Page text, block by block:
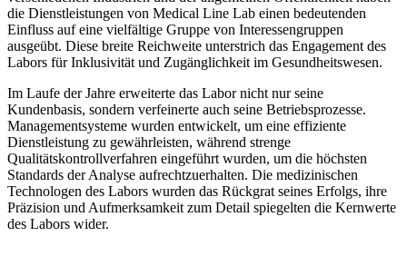
die Dienstleistungen von Medical Line Lab einen bedeutenden
Einfluss auf eine vielfältige Gruppe von Interessengruppen
ausgeübt. Diese breite Reichweite unterstrich das Engagement des
Labors für Inklusivität und Zugänglichkeit im Gesundheitswesen.
Im Laufe der Jahre erweiterte das Labor nicht nur seine
Kundenbasis, sondern verfeinerte auch seine Betriebsprozesse.
Managementsysteme wurden entwickelt, um eine effiziente
Dienstleistung zu gewährleisten, während strenge
Qualitätskontrollverfahren eingeführt wurden, um die höchsten
Standards der Analyse aufrechtzuerhalten. Die medizinischen
Technologen des Labors wurden das Rückgrat seines Erfolgs, ihre
Präzision und Aufmerksamkeit zum Detail spiegelten die Kernwerte
des Labors wider.